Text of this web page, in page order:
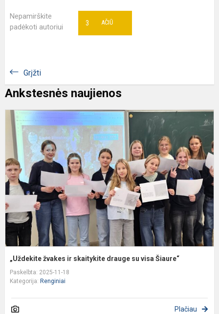
Nepamirškite
padėkoti autoriui
AČIŪ
3
Grįžti
Ankstesnės naujienos
„Uždekite žvakes ir skaitykite drauge su visa Šiaure“
Paskelbta: 2025-11-18
Kategorija: Renginiai
Plačiau